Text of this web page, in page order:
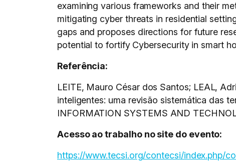
examining various frameworks and their
mitigating cyber threats in residential
gaps and proposes directions for future
potential to fortify Cybersecurity in smart
Referência:
LEITE, Mauro César dos Santos; LEAL,
inteligentes: uma revisão sistemática das
INFORMATION SYSTEMS AND
Acesso ao trabalho no site do evento:
https://www.tecsi.org/contecsi/index.php/